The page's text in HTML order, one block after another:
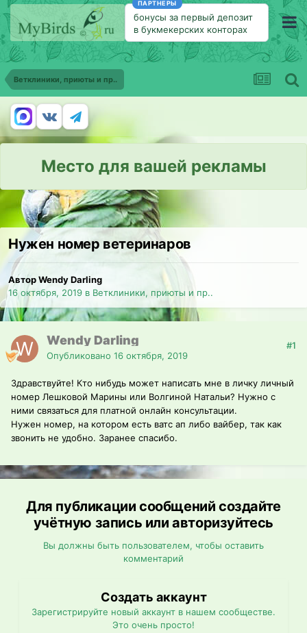
ПАРТНЕРЫ
бонусы за первый депозит
в букмекерских конторах
Ветклиники, приюты и пр..
Место для вашей рекламы
Нужен номер ветеринаров
Автор Wendy Darling
16 октября, 2019 в Ветклиники, приюты и пр..
Wendy Darling
Опубликовано 16 октября, 2019
#1
Здравствуйте! Кто нибудь может написать мне в личку личный
номер Лешковой Марины или Волгиной Натальи? Нужно с
ними связаться для платной онлайн консультации.
Нужен номер, на котором есть ватс ап либо вайбер, так как
звонить не удобно. Заранее спасибо.
Для публикации сообщений создайте
учётную запись или авторизуйтесь
Вы должны быть пользователем, чтобы оставить
комментарий
Создать аккаунт
Зарегистрируйте новый аккаунт в нашем сообществе.
Это очень просто!